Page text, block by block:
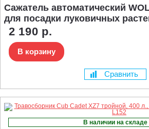
Сажатель автоматический
для посадки луковичных
2 190 р.
В корзину
Сравнить
В наличии на складе